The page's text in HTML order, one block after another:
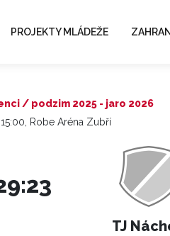
PROJEKTY MLÁDEŽE
/ podzim 2025 - jaro 2026
Robe Aréna Zubří
TJ